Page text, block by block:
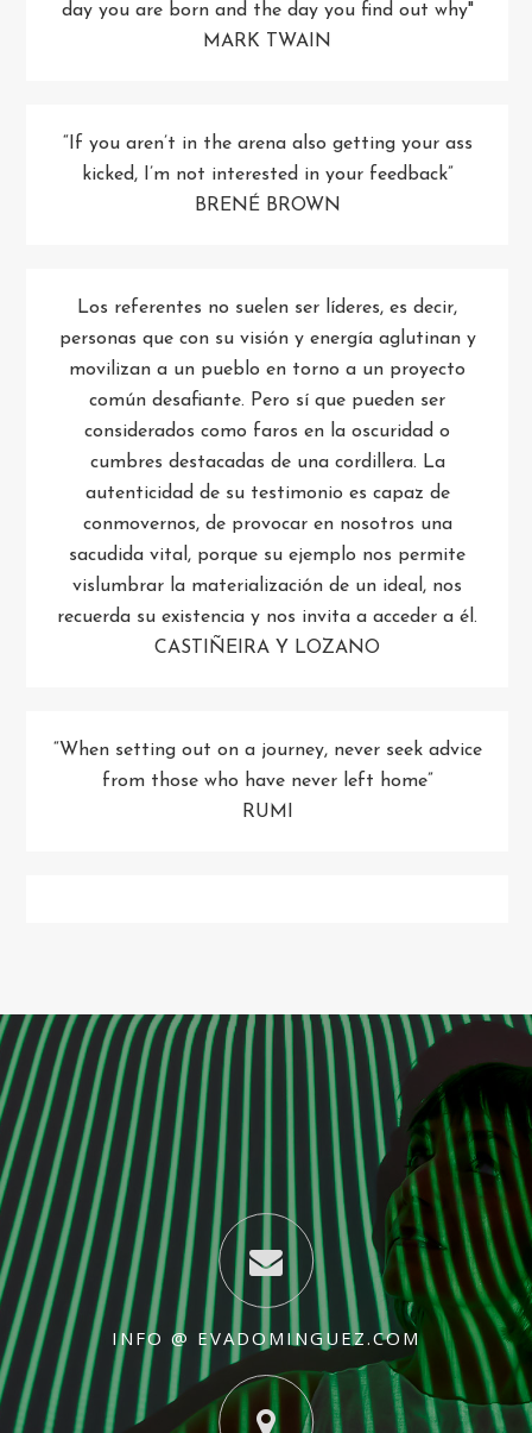
day you are born and the day you find out why"
MARK TWAIN
“If you aren’t in the arena also getting your ass
kicked, I’m not interested in your feedback”
BRENÉ BROWN
Los referentes no suelen ser líderes, es decir,
personas que con su visión y energía aglutinan y
movilizan a un pueblo en torno a un proyecto
común desafiante. Pero sí que pueden ser
considerados como faros en la oscuridad o
cumbres destacadas de una cordillera. La
autenticidad de su testimonio es capaz de
conmovernos, de provocar en nosotros una
sacudida vital, porque su ejemplo nos permite
vislumbrar la materialización de un ideal, nos
recuerda su existencia y nos invita a acceder a él.
CASTIÑEIRA Y LOZANO
“When setting out on a journey, never seek advice
from those who have never left home”
RUMI
INFO @ EVADOMINGUEZ.COM